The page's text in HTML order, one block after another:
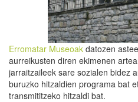
Erromatar Museoak datozen
aurreikusten diren ekimenen
jarraitzaileek sare sozialen bidez
buruzko hitzaldien programa bat
transmititzeko hitzaldi bat.